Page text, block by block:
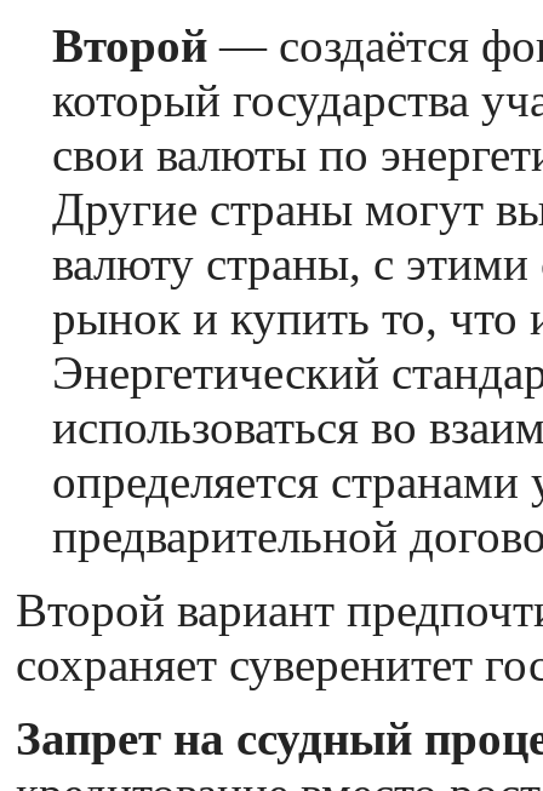
Второй— создаётся
который государства
свои валюты по
Другие страны могут
валюту страны, с этими
рынок и купить то, что
Энергетический
использоваться во
определяется
предварительной
Второй вариант
сохраняет суверенитет
Запрет на ссудный